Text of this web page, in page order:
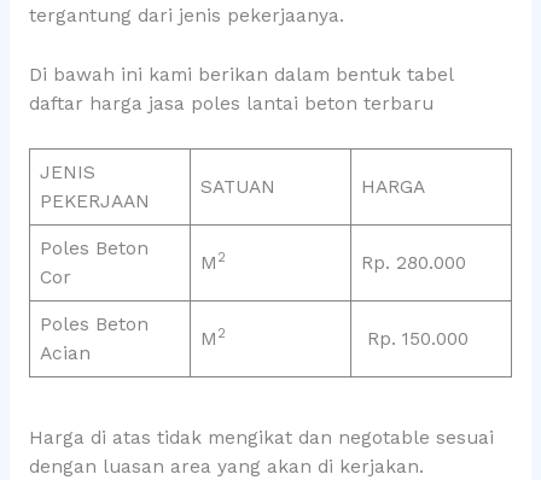
tergantung dari jenis pekerjaanya.
Di bawah ini kami berikan dalam bentuk tabel
daftar harga jasa poles lantai beton terbaru
JENIS
PEKERJAAN
SATUAN HARGA
Poles Beton
Cor
M 2 Rp. 280.000
Poles Beton
Acian
M 2 Rp. 150.000
Harga di atas tidak mengikat dan negotable sesuai
dengan luasan area yang akan di kerjakan.